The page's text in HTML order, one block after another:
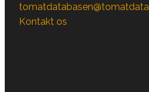
Kontakt os